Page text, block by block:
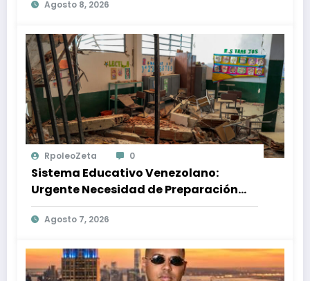
Agosto 8, 2026
RpoleoZeta 0
Sistema Educativo Venezolano:
Urgente Necesidad de Preparación
Ante Desastres Naturales
Agosto 7, 2026